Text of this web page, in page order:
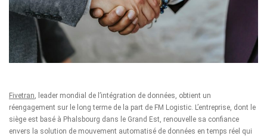
Fivetran , leader mondial de l’intégration de données, obtient un
réengagement sur le long terme de la part de FM Logistic. L’entreprise, dont le
siège est basé à Phalsbourg dans le Grand Est, renouvelle sa confiance
envers la solution de mouvement automatisé de données en temps réel qui